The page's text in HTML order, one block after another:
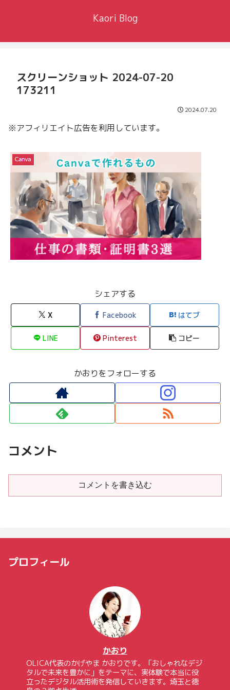
Kaori Blog
スクリーンショット 2024-07-20
173211
2024.07.20
※アフィリエイト広告を利用しています。
シェアする
X Facebook はてブ
LINE Pinterest コピー
かおりをフォローする
コメント
コメントを書き込む
プロフィール
かおり
OLICA代表のかげやま かおりです。「おしゃれなデジ
タルで未来を豊かに」をテーマに、実体験で本当に役
立ったデジタル活用術を発信していきます。埼玉と徳